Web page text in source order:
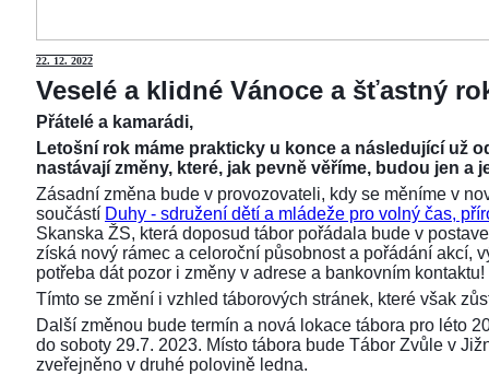
22. 12. 2022
Veselé a klidné Vánoce a šťastný
Přátelé a kamarádi,
Letošní rok máme prakticky u konce a následující už
nastávají změny, které, jak pevně věříme, budou jen a
Zásadní změna bude v provozovateli, kdy se měníme v
součástí Duhy - sdružení dětí a mládeže pro volný čas,
Skanska ŽS, která doposud tábor pořádala bude v
získá nový rámec a celoroční působnost a pořádání akcí,
potřeba dát pozor i změny v adrese a bankovním kontaktu!
Tímto se změní i vzhled táborových stránek, které však
Další změnou bude termín a nová lokace tábora pro léto
do soboty 29.7. 2023. Místo tábora bude Tábor Zvůle v
zveřejněno v druhé polovině ledna.